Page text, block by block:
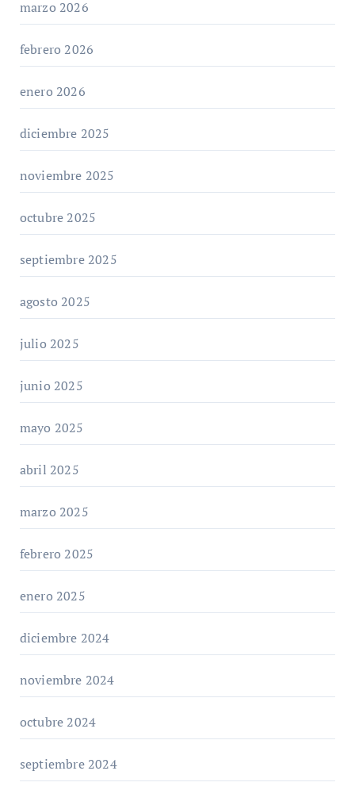
marzo 2026
febrero 2026
enero 2026
diciembre 2025
noviembre 2025
octubre 2025
septiembre 2025
agosto 2025
julio 2025
junio 2025
mayo 2025
abril 2025
marzo 2025
febrero 2025
enero 2025
diciembre 2024
noviembre 2024
octubre 2024
septiembre 2024